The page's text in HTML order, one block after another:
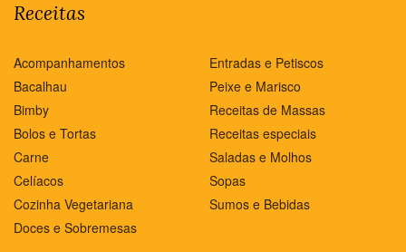
Receitas
Acompanhamentos
Bacalhau
Bimby
Bolos e Tortas
Carne
Celíacos
Cozinha Vegetariana
Doces e Sobremesas
Entradas e Petiscos
Peixe e Marisco
Receitas de Massas
Receitas especiais
Saladas e Molhos
Sopas
Sumos e Bebidas